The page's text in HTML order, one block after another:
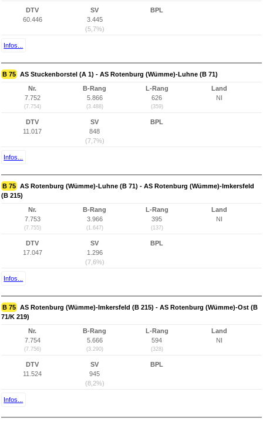
DTV
60.446
SV
3.445
(5,7%)
BPL
Infos...
B 75 AS Stuckenborstel (A 1) - AS Rotenburg (Wümme)-Luhne (B 71)
Nr.
7.752
(7.754)
B-Rang
5.866
(3.488)
L-Rang
626
(359)
Land
NI
DTV
11.017
SV
848
(7,7%)
BPL
Infos...
B 75 AS Rotenburg (Wümme)-Luhne (B 71) - AS Rotenburg (Wümme)-Imkersfeld
(B 215)
Nr.
7.753
(7.755)
B-Rang
3.966
(1.647)
L-Rang
395
(137)
Land
NI
DTV
17.047
SV
1.296
(7,6%)
BPL
Infos...
B 75 AS Rotenburg (Wümme)-Imkersfeld (B 215) - AS Rotenburg (Wümme)-Ost (B
71/K 219)
Nr.
7.754
(7.756)
B-Rang
5.666
(3.290)
L-Rang
594
(328)
Land
NI
DTV
11.524
SV
945
(8,2%)
BPL
Infos...